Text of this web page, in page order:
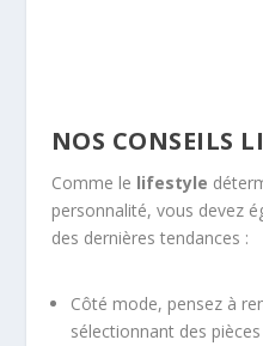
NOS CONSEILS
Comme le lifestyle
personnalité, vous devez
des dernières tendances :
Côté mode, pensez à
sélectionnant des